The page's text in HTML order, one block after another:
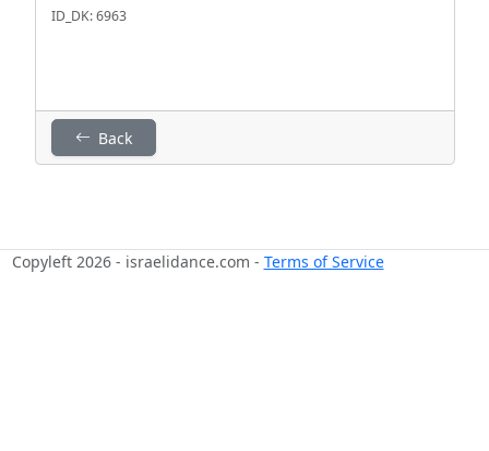
ID_DK: 6963
Back
Copyleft 2026 - israelidance.com - Terms of Service